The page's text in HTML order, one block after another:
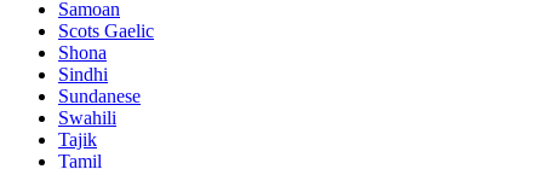
Samoan
Scots Gaelic
Shona
Sindhi
Sundanese
Swahili
Tajik
Tamil